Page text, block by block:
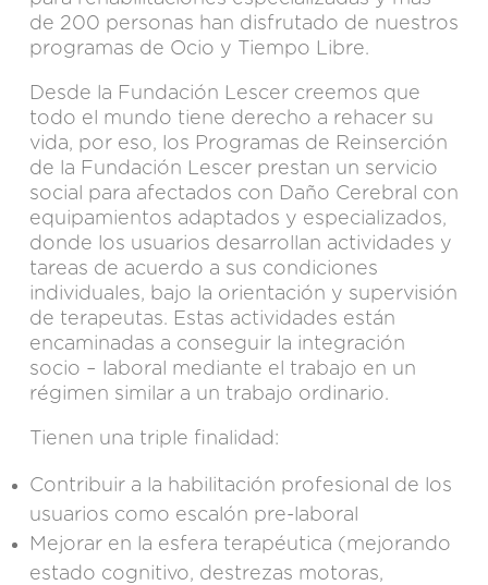
de 200 personas han disfrutado de nuestros
programas de Ocio y Tiempo Libre.
Desde la Fundación Lescer creemos que
todo el mundo tiene derecho a rehacer su
vida, por eso, los Programas de Reinserción
de la Fundación Lescer prestan un servicio
social para afectados con Daño Cerebral con
equipamientos adaptados y especializados,
donde los usuarios desarrollan actividades y
tareas de acuerdo a sus condiciones
individuales, bajo la orientación y supervisión
de terapeutas. Estas actividades están
encaminadas a conseguir la integración
socio – laboral mediante el trabajo en un
régimen similar a un trabajo ordinario.
Tienen una triple finalidad:
Contribuir a la habilitación profesional de los
usuarios como escalón pre-laboral
Mejorar en la esfera terapéutica (mejorando
estado cognitivo, destrezas motoras,